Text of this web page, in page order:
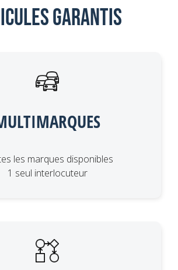
garantis
les marques disponibles
1 seul interlocuteur